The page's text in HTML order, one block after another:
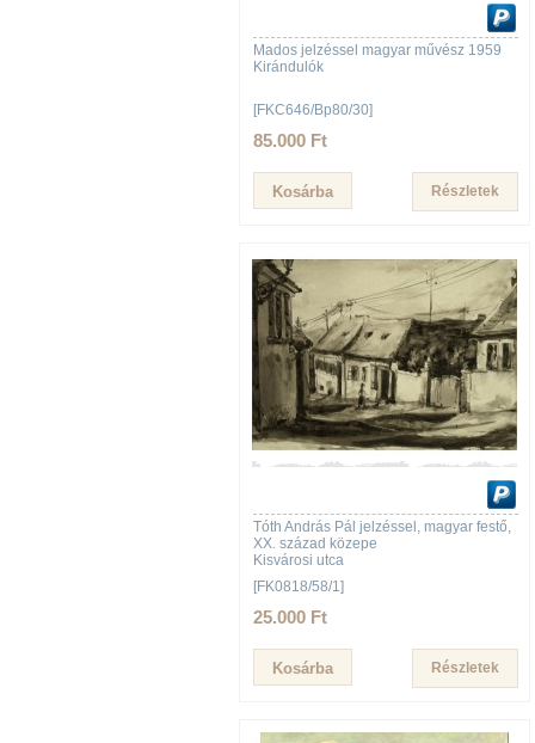
Mados jelzéssel magyar művész 1959
Kirándulók
[FKC646/Bp80/30]
85.000 Ft
Részletek
Tóth András Pál jelzéssel, magyar festő,
XX. század közepe
Kisvárosi utca
[FK0818/58/1]
25.000 Ft
Részletek